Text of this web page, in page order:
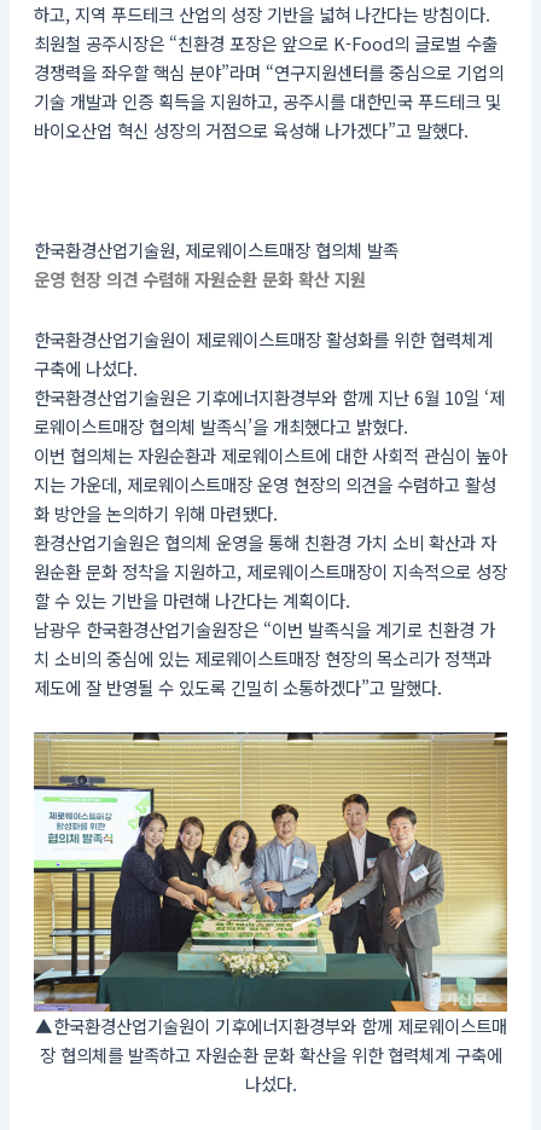
하고, 지역 푸드테크 산업의 성장 기반을 넓혀 나간다는 방침이다.
최원철 공주시장은 “친환경 포장은 앞으로 K-Food의 글로벌 수출
경쟁력을 좌우할 핵심 분야”라며 “연구지원센터를 중심으로 기업의
기술 개발과 인증 획득을 지원하고, 공주시를 대한민국 푸드테크 및
바이오산업 혁신 성장의 거점으로 육성해 나가겠다”고 말했다.
한국환경산업기술원, 제로웨이스트매장 협의체 발족
운영 현장 의견 수렴해 자원순환 문화 확산 지원
한국환경산업기술원이 제로웨이스트매장 활성화를 위한 협력체계
구축에 나섰다.
한국환경산업기술원은 기후에너지환경부와 함께 지난 6월 10일 ‘제
로웨이스트매장 협의체 발족식’을 개최했다고 밝혔다.
이번 협의체는 자원순환과 제로웨이스트에 대한 사회적 관심이 높아
지는 가운데, 제로웨이스트매장 운영 현장의 의견을 수렴하고 활성
화 방안을 논의하기 위해 마련됐다.
환경산업기술원은 협의체 운영을 통해 친환경 가치 소비 확산과 자
원순환 문화 정착을 지원하고, 제로웨이스트매장이 지속적으로 성장
할 수 있는 기반을 마련해 나간다는 계획이다.
남광우 한국환경산업기술원장은 “이번 발족식을 계기로 친환경 가
치 소비의 중심에 있는 제로웨이스트매장 현장의 목소리가 정책과
제도에 잘 반영될 수 있도록 긴밀히 소통하겠다”고 말했다.
▲한국환경산업기술원이 기후에너지환경부와 함께 제로웨이스트매
장 협의체를 발족하고 자원순환 문화 확산을 위한 협력체계 구축에
나섰다.